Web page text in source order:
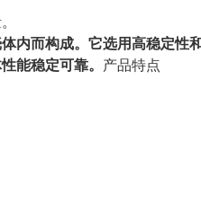
内而构成。它选用高稳定性
能稳定可靠。 产品特点